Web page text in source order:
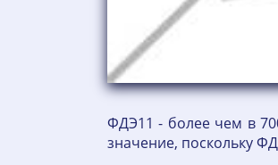
ФДЭ11 - более чем в
значение, поскольку